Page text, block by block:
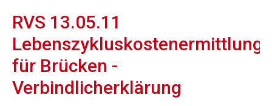
RVS 13.05.11
Lebenszykluskostenermittlung
für Brücken -
Verbindlicherklärung